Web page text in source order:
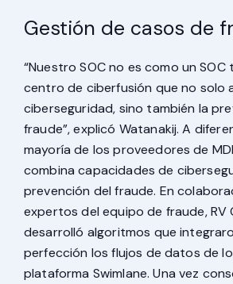
Gestión de casos de
“Nuestro SOC no es como un SOC
centro de ciberfusión que no solo
ciberseguridad, sino también la
fraude”, explicó Watanakij. A
mayoría de los proveedores de
combina capacidades de
prevención del fraude. En
expertos del equipo de fraude, RV
desarrolló algoritmos que
perfección los flujos de datos de
plataforma Swimlane. Una vez